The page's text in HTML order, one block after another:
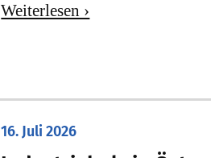
Weiterlesen ›
16. Juli 2026